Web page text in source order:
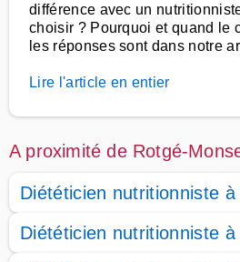
différence avec un
choisir ? Pourquoi et quand le
les réponses sont dans notre
Lire l'article en entier
A proximité de Rotgé-
Diététicien nutritionniste à
Diététicien nutritionniste à